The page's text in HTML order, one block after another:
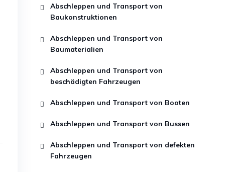
Abschleppen und Transport von
Baukonstruktionen
Abschleppen und Transport von
Baumaterialien
Abschleppen und Transport von
beschädigten Fahrzeugen
Abschleppen und Transport von Booten
Abschleppen und Transport von Bussen
Abschleppen und Transport von defekten
Fahrzeugen